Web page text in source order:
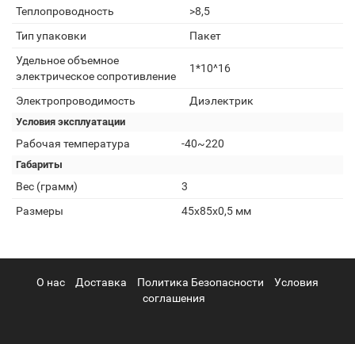
Теплопроводность
>8,5
Тип упаковки
Пакет
Удельное объемное
электрическое сопротивление
1*10^16
Электропроводимость Диэлектрик
Условия эксплуатации
Рабочая температура -40~220
Габариты
Вес (грамм)
3
Размеры
45x85x0,5 мм
О нас Доставка Политика Безопасности
Условия
соглашения